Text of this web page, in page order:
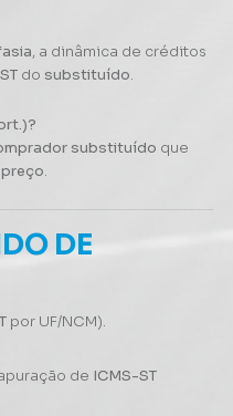
, a dinâmica de créditos
do substituído.
substituído que
.
DE
por UF/NCM).
de ICMS-ST